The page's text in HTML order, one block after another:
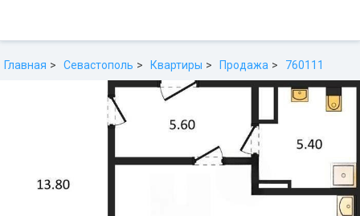
Главная Севастополь Квартиры Продажа 760111